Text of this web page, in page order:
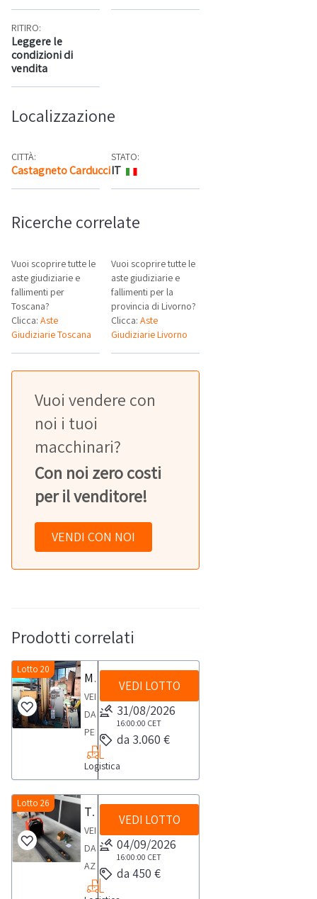
RITIRO:
Leggere le
condizioni di
vendita
Localizzazione
CITTÀ:
Castagneto Carducci Mappa
STATO:
IT
Ricerche correlate
Vuoi scoprire tutte le
aste giudiziarie e
fallimenti per
Toscana?
Clicca: Aste
Giudiziarie Toscana
Vuoi scoprire tutte le
aste giudiziarie e
fallimenti per la
provincia di Livorno?
Clicca:Aste
Giudiziarie Livorno
Vuoi vendere con
noi i tuoi
macchinari?
Con noi zero costi
per il venditore!
VENDI CON NOI
Prodotti correlati
Lotto 20
Muletto
VENDITA
DA
PERSONA
FISICAMuletto
uomo
piedi
a
batteria,
altezza
max
mm.
Logistica
VEDI LOTTO
31/08/2026
16:00:00 CET
da 3.060 €
Lotto 26
Transpallet elettrico Toyota
VENDITA
DA
AZIENDA
ATTIVATranspallet
VEDI LOTTO
04/09/2026
16:00:00 CET
da 450 €